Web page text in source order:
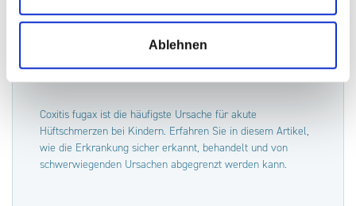
Ablehnen
Coxitis fugax richtig erkennen
Coxitis fugax ist die häufigste Ursache für akute
Hüftschmerzen bei Kindern. Erfahren Sie in diesem Artikel,
wie die Erkrankung sicher erkannt, behandelt und von
schwerwiegenden Ursachen abgegrenzt werden kann.